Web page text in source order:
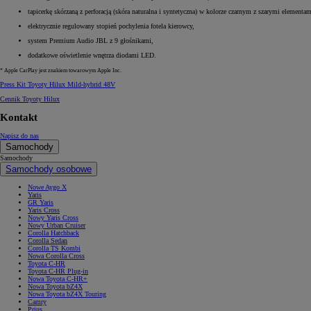
tapicerkę skórzaną z perforacją (skóra naturalna i syntetyczna) w kolorze czarnym z szarymi
elektrycznie regulowany stopień pochylenia fotela kierowcy,
system Premium Audio JBL z 9 głośnikami,
dodatkowe oświetlenie wnętrza diodami LED.
* Apple CarPlay jest znakiem towarowym Apple Inc.
Press Kit Toyoty Hilux Mild-hybrid 48V
Cennik Toyoty Hilux
Kontakt
Napisz do nas
Samochody
Samochody
Samochody osobowe
Nowe Aygo X
Yaris
GR Yaris
Yaris Cross
Nowy Yaris Cross
Nowy Urban Cruiser
Corolla Hatchback
Corolla Sedan
Corolla TS Kombi
Nowa Corolla Cross
Toyota C-HR
Toyota C-HR Plug-in
Nowa Toyota C-HR+
Nowa Toyota bZ4X
Nowa Toyota bZ4X Touring
Camry
Prius